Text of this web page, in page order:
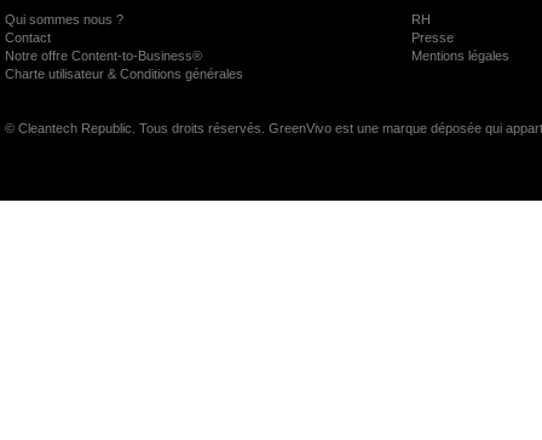
Qui sommes nous ?
RH
Contact
Presse
Notre offre Content-to-Business®
Mentions légales
Charte utilisateur & Conditions générales
© Cleantech Republic. Tous droits réservés. GreenVivo est une marque déposée qui